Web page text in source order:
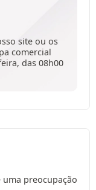
site ou os
comercial
das 08h00
uma preocupação